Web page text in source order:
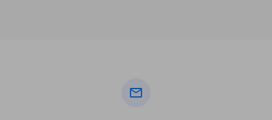
mail